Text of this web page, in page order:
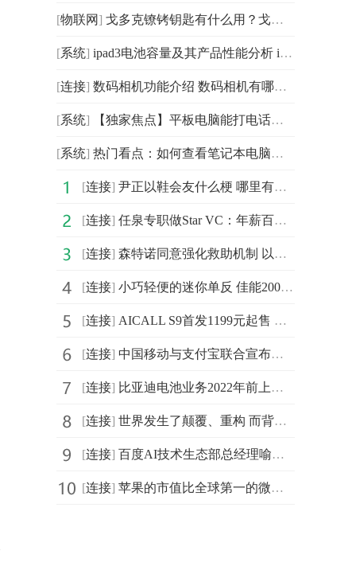
[物联网 ] 戈多克镣铐钥匙有什么用？戈多克镣铐钥匙怎么刷？
[系统] ipad3电池容量及其产品性能分析 ipad3的基本配置:世界报资讯
[连接] 数码相机功能介绍 数码相机有哪些功能
[系统] 【独家焦点】平板电脑能打电话吗 一起来了解下如何操作
[系统] 热门看点：如何查看笔记本电脑性能 查看笔记本电脑性能
[连接] 尹正以鞋会友什么梗 哪里有鞋就有白敬亭
[连接] 任泉专职做Star VC：年薪百万，干得好再加
[连接] 森特诺同意强化救助机制 以提高欧元区防范和解决危机的
[连接] 小巧轻便的迷你单反 佳能200D套机
[连接] AICALL S9首发1199元起售 带来“AI双摄 美时美刻”惊喜体验
[连接] 中国移动与支付宝联合宣布，双方升级战略合作
[连接] 比亚迪电池业务2022年前上市，新能源汽车电池市场广阔
[连接] 世界发生了颠覆、重构 而背后的原因就是两个字“技术”
[连接] 百度AI技术生态部总经理喻友平正式发布：“智慧工厂解决
[连接] 苹果的市值比全球第一的微软市值低了93亿美元，差距接近